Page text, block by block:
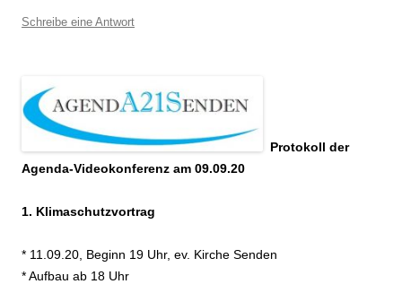
Schreibe eine Antwort
Protokoll der
Agenda-Videokonferenz am 09.09.20
1. Klimaschutzvortrag
* 11.09.20, Beginn 19 Uhr, ev. Kirche Senden
* Aufbau ab 18 Uhr